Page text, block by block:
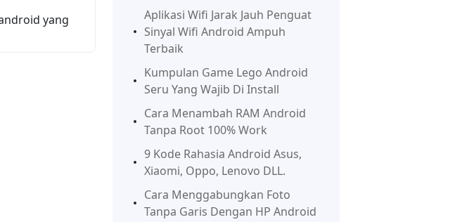
yang
Aplikasi Wifi Jarak Jauh Penguat
Sinyal Wifi Android Ampuh
Terbaik
Kumpulan Game Lego Android
Seru Yang Wajib Di Install
Cara Menambah RAM Android
Tanpa Root 100% Work
9 Kode Rahasia Android Asus,
Xiaomi, Oppo, Lenovo DLL.
Cara Menggabungkan Foto
Tanpa Garis Dengan HP Android